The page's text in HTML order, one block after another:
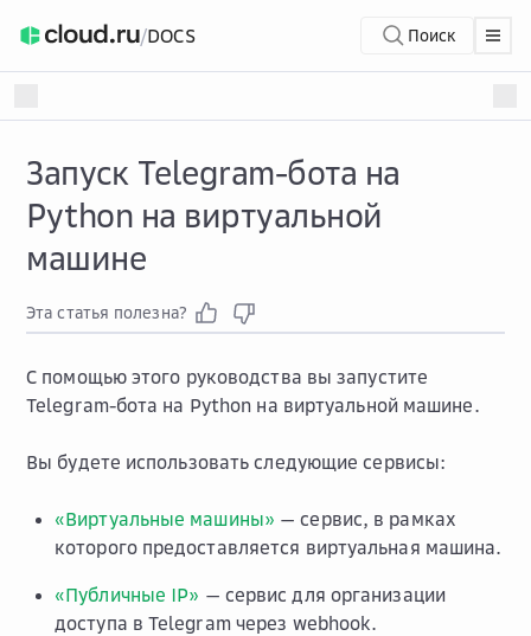
/DOCS Поиск
Запуск Telegram-бота на
Python на виртуальной
машине
Эта статья полезна?
С помощью этого руководства вы запустите
Telegram-бота на Python на виртуальной машине.
Вы будете использовать следующие сервисы:
«Виртуальные машины» — сервис, в рамках
которого предоставляется виртуальная машина.
«Публичные IP» — сервис для организации
доступа в Telegram через webhook.